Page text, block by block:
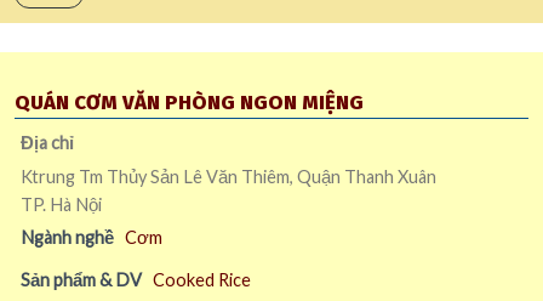
QUÁN CƠM VĂN PHÒNG NGON MIỆNG
Địa chỉ
Ktrung Tm Thủy Sản Lê Văn Thiêm, Quận Thanh Xuân
TP. Hà Nội
Ngành nghề Cơm
Sản phẩm & DV Cooked Rice